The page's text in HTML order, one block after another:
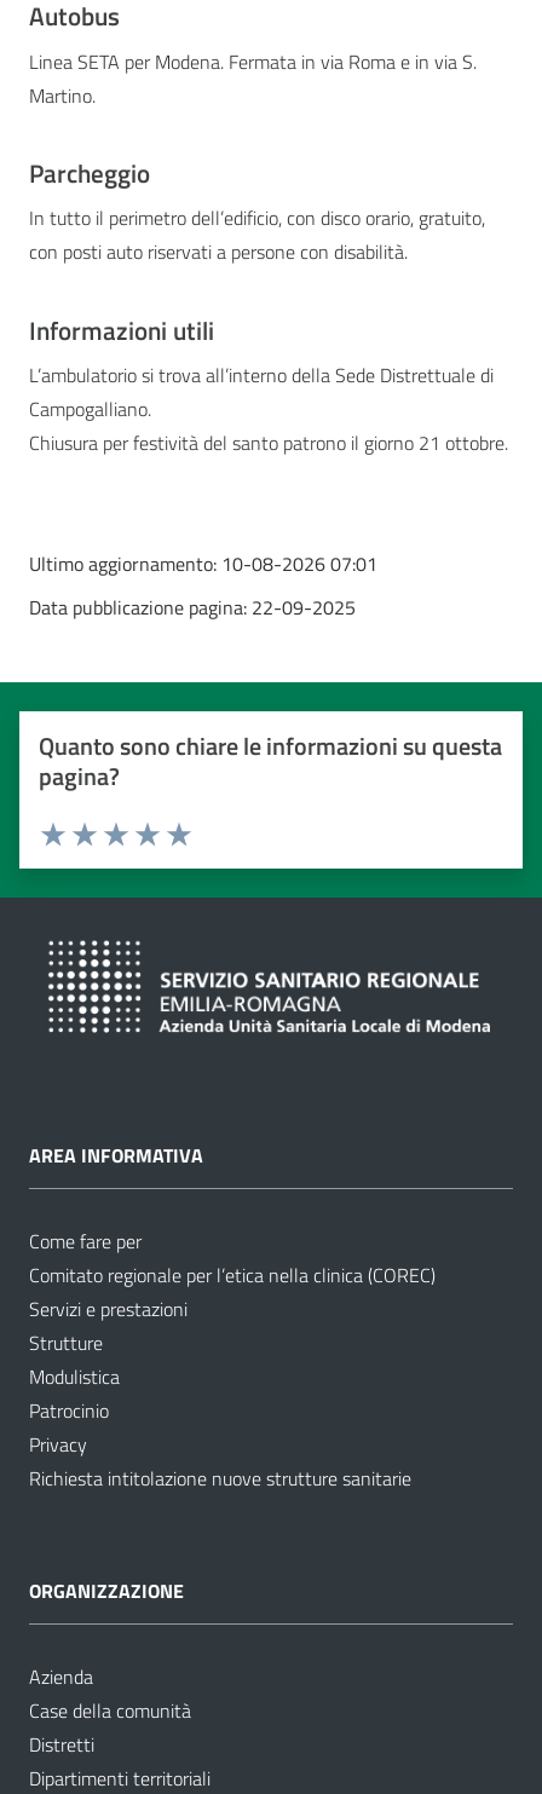
Autobus
Linea SETA per Modena. Fermata in via Roma e in via S.
Martino.
Parcheggio
In tutto il perimetro dell’edificio, con disco orario, gratuito,
con posti auto riservati a persone con disabilità.
Informazioni utili
L’ambulatorio si trova all’interno della Sede Distrettuale di
Campogalliano.
Chiusura per festività del santo patrono il giorno 21 ottobre.
Ultimo aggiornamento: 10-08-2026 07:01
Data pubblicazione pagina: 22-09-2025
Quanto sono chiare le informazioni su questa
pagina?
Valuta da 1 a 5 stelle
Valuta 5 stelle su 5
Valuta 4 stelle su 5
Valuta 3 stelle su 5
Valuta 2 stelle su 5
Valuta 1 stelle su 5
AREA INFORMATIVA
Come fare per
Comitato regionale per l’etica nella clinica (COREC)
Servizi e prestazioni
Strutture
Modulistica
Patrocinio
Privacy
Richiesta intitolazione nuove strutture sanitarie
ORGANIZZAZIONE
Azienda
Case della comunità
Distretti
Dipartimenti territoriali